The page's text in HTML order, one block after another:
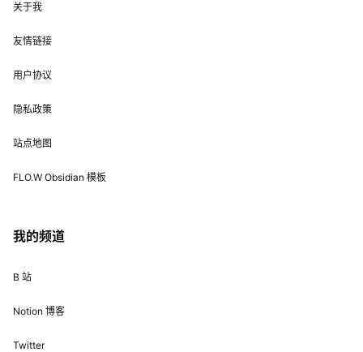
关于我
友情链接
用户协议
隐私政策
站点地图
FLO.W Obsidian 模板
我的频道
B 站
Notion 博客
Twitter